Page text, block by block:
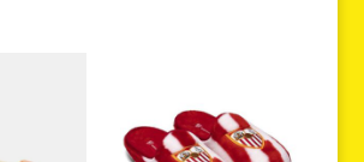
180.00 €.139.99 €.